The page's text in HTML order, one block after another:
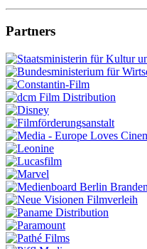
Partners